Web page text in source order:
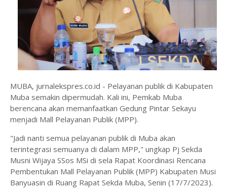
MUBA, jurnalekspres.co.id - Pelayanan publik di Kabupaten
Muba semakin dipermudah. Kali ini, Pemkab Muba
berencana akan memanfaatkan Gedung Pintar Sekayu
menjadi Mall Pelayanan Publik (MPP).
"Jadi nanti semua pelayanan publik di Muba akan
terintegrasi semuanya di dalam MPP," ungkap Pj Sekda
Musni Wijaya SSos MSi di sela Rapat Koordinasi Rencana
Pembentukan Mall Pelayanan Publik (MPP) Kabupaten Musi
Banyuasin di Ruang Rapat Sekda Muba, Senin (17/7/2023).